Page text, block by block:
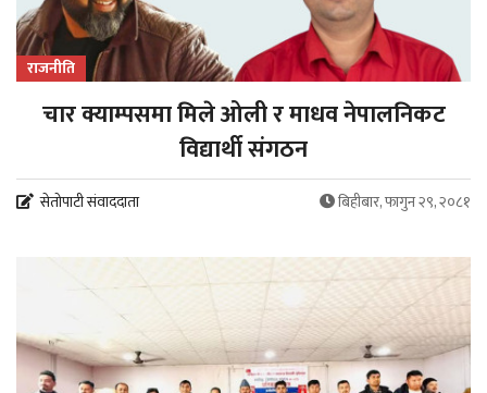
राजनीति
चार क्याम्पसमा मिले ओली र माधव नेपालनिकट
विद्यार्थी संगठन
सेतोपाटी संवाददाता बिहीबार, फागुन २९, २०८१